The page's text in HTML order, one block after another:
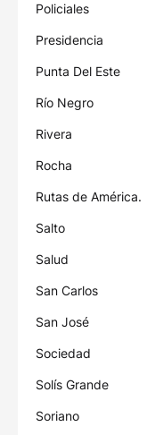
Policiales
Presidencia
Punta Del Este
Río Negro
Rivera
Rocha
Rutas de América.
Salto
Salud
San Carlos
San José
Sociedad
Solís Grande
Soriano